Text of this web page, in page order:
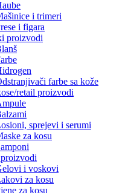
i trimeri
i figara
proizvodi
farbe sa kože
retail proizvodi
sprejevi i serumi
za kosu
i voskovi
za kosu
za kosu